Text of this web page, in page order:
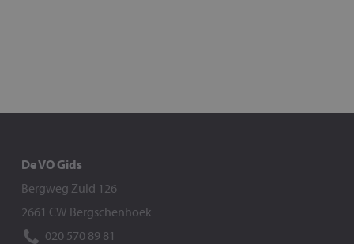
De VO Gids
Bergweg Zuid 126
2661 CW Bergschenhoek
020 570 89 81